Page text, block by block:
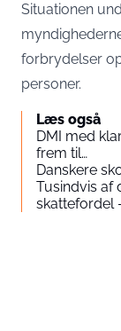
Situationen
forbrydelser
personer.
Læs også
DMI med
frem til…
Danskere
Tusindvis af
skattefordel